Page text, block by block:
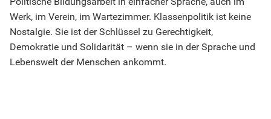
Werk, im Verein, im Wartezimmer. Klassenpolitik ist keine
Nostalgie. Sie ist der Schlüssel zu Gerechtigkeit,
Demokratie und Solidarität – wenn sie in der Sprache und
Lebenswelt der Menschen ankommt.